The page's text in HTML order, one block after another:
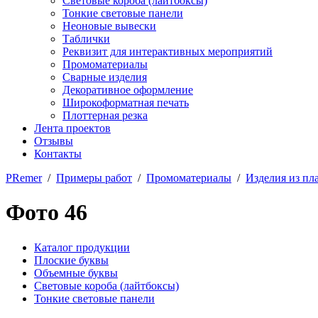
Тонкие световые панели
Неоновые вывески
Таблички
Реквизит для интерактивных мероприятий
Промоматериалы
Сварные изделия
Декоративное оформление
Широкоформатная печать
Плоттерная резка
Лента проектов
Отзывы
Контакты
PRemer/ Примеры работ / Промоматериалы / Изделия из
Фото 46
Каталог продукции
Плоские буквы
Объемные буквы
Световые короба (лайтбоксы)
Тонкие световые панели